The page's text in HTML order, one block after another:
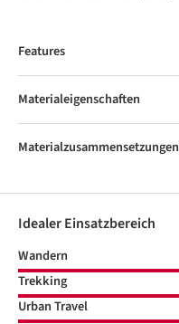
Features
Materialeigenschaften
Materialzusammensetzungen
Idealer Einsatzbereich
Wandern
Trekking
Urban Travel